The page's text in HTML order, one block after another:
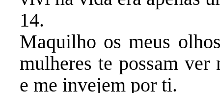
​14.
Maquilho os meus
mulheres te possam ver
e me invejem por ti.